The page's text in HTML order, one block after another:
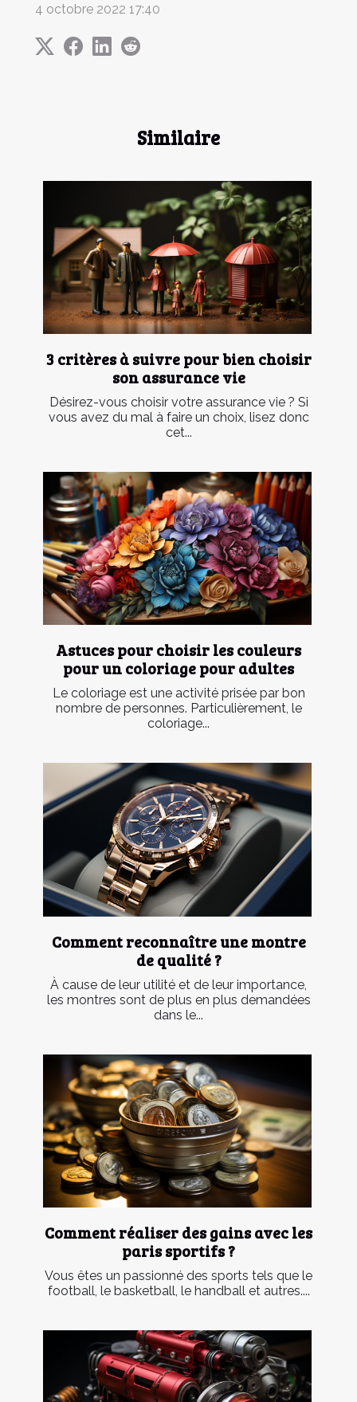
Similaire
3 critères à suivre pour bien choisir
son assurance vie
Désirez-vous choisir votre assurance vie ? Si
vous avez du mal à faire un choix, lisez donc
cet...
Astuces pour choisir les couleurs
pour un coloriage pour adultes
Le coloriage est une activité prisée par bon
nombre de personnes. Particulièrement, le
coloriage...
Comment reconnaître une montre
de qualité ?
À cause de leur utilité et de leur importance,
les montres sont de plus en plus demandées
dans le...
Comment réaliser des gains avec les
paris sportifs ?
Vous êtes un passionné des sports tels que le
football, le basketball, le handball et autres....
4 octobre 2022 17:40